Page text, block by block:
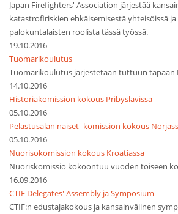
Japan Firefighters' Association järjestää
katastrofiriskien ehkäisemisestä yhteisöissä
palokuntalaisten roolista tässä työssä.
19.10.2016
Tuomarikoulutus
Tuomarikoulutus järjestetään tuttuun tapaan
14.10.2016
Historiakomission kokous Pribyslavissa
05.10.2016
Pelastusalan naiset -komission kokous
05.10.2016
Nuorisokomission kokous Kroatiassa
Nuoriskomissio kokoontuu vuoden toiseen
16.09.2016
CTIF Delegates' Assembly ja Symposium
CTIF:n edustajakokous ja kansainvälinen